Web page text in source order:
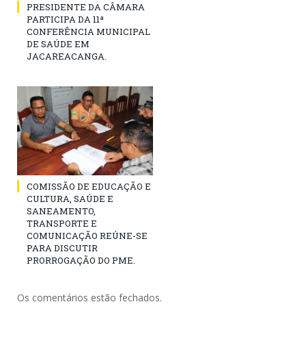
PRESIDENTE DA CÂMARA
PARTICIPA DA 11ª
CONFERÊNCIA MUNICIPAL
DE SAÚDE EM
JACAREACANGA.
COMISSÃO DE EDUCAÇÃO E
CULTURA, SAÚDE E
SANEAMENTO,
TRANSPORTE E
COMUNICAÇÃO REÚNE-SE
PARA DISCUTIR
PRORROGAÇÃO DO PME.
Os comentários estão fechados.